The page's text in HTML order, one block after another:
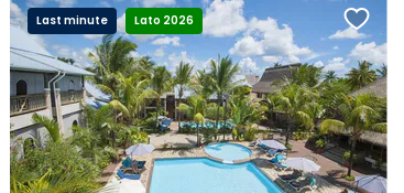
Last minute Lato 2026